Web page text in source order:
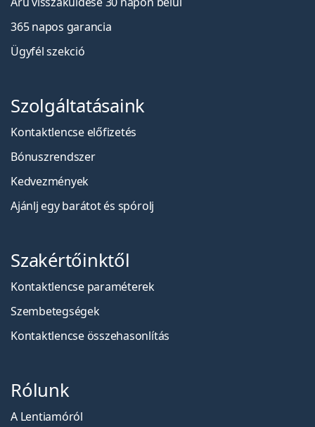
365 napos garancia
Ügyfél szekció
Szolgáltatásaink
Kontaktlencse előfizetés
Bónuszrendszer
Kedvezmények
Ajánlj egy barátot és spórolj
Szakértőinktől
Kontaktlencse paraméterek
Szembetegségek
Kontaktlencse összehasonlítás
Rólunk
A Lentiamóról